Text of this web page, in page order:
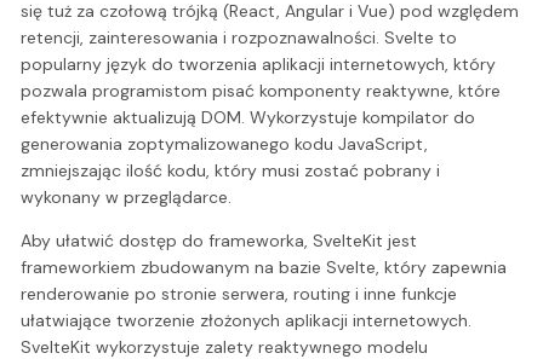
się tuż za czołową trójką (React, Angular i Vue) pod względem
retencji, zainteresowania i rozpoznawalności. Svelte to
popularny język do tworzenia aplikacji internetowych, który
pozwala programistom pisać komponenty reaktywne, które
efektywnie aktualizują DOM. Wykorzystuje kompilator do
generowania zoptymalizowanego kodu JavaScript,
zmniejszając ilość kodu, który musi zostać pobrany i
wykonany w przeglądarce.
Aby ułatwić dostęp do frameworka, SvelteKit jest
frameworkiem zbudowanym na bazie Svelte, który zapewnia
renderowanie po stronie serwera, routing i inne funkcje
ułatwiające tworzenie złożonych aplikacji internetowych.
SvelteKit wykorzystuje zalety reaktywnego modelu